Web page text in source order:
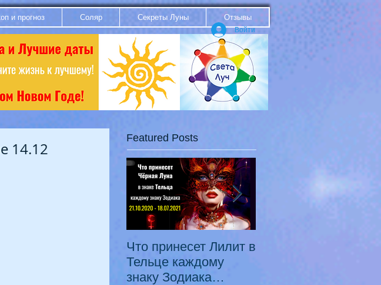
и прогноз Соляр Секреты Луны Отзывы
Войти
14.12
Featured Posts
Что принесет Лилит в
Тельце каждому
знаку Зодиака